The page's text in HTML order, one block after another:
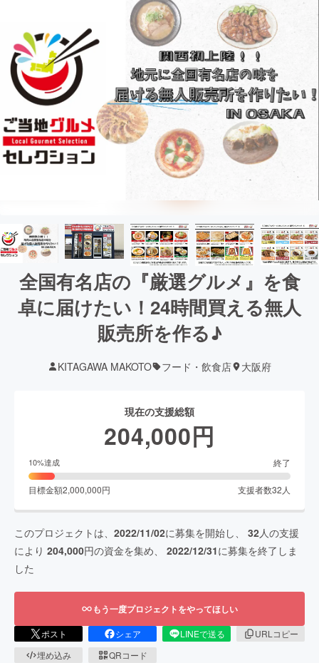
全国有名店の『厳選グルメ』を食
卓に届けたい！24時間買える無人
販売所を作る♪
KITAGAWA MAKOTO フード・飲食店 大阪府
現在の支援総額
204,000円
10%達成 終了
目標金額2,000,000円 支援者数32 人
このプロジェクトは、 2022/11/02に募集を開始し、 32人の支援
により 204,000円の資金を集め、 2022/12/31に募集を終了しま
した
もう一度プロジェクトをやってほしい
ポスト シェア LINEで送る
URLコピー
埋め込み
QRコード